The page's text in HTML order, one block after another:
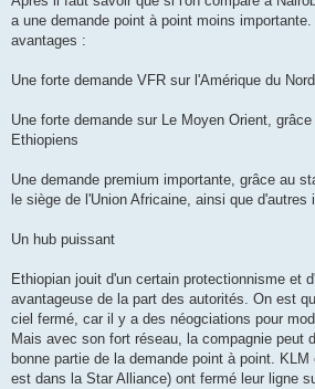
a une demande point à point moins
avantages :
Une forte demande VFR sur l'Amérique du
Une forte demande sur Le Moyen Orient,
Ethiopiens
Une demande premium importante, grâce au
le siège de l'Union Africaine, ainsi que
Un hub puissant
Ethiopian jouit d'un certain protectionnisme et
avantageuse de la part des autorités. On est
ciel fermé, car il y a des néogciations pour
Mais avec son fort réseau, la compagnie peut
bonne partie de la demande point à point.
est dans la Star Alliance) ont fermé leur ligne